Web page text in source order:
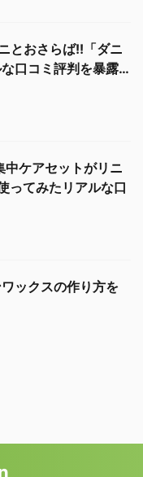
とおさらば!!「ダニ
口コミ評判を暴露…
中ケアセットがリニ
ってみたリアルな口
ックスの作り方を